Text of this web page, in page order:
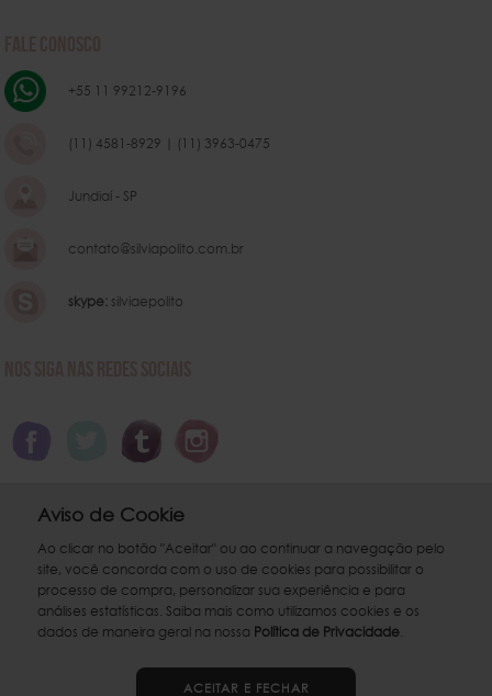
Aviso de Cookie
Ao clicar no botão "Aceitar" ou ao continuar a navegação pelo
site, você concorda com o uso de cookies para possibilitar o
processo de compra, personalizar sua experiência e para
análises estatísticas. Saiba mais como utilizamos cookies e os
dados de maneira geral na nossa Política de Privacidade.
ACEITAR E FECHAR
+55 11 99212-9196
(11) 4581-8929 | (11) 3963-0475
Jundiaí - SP
contato@silviapolito.com.br
skype: silviaepolito
Silvia Polito / 2007 - 2026. Silvia & Polito Com. e Confecção de Vestuário e Decoração Ltda. ME. CNPJ
09.134.828/0001-07 - De Seg. à Qui. das 7h:00 às 17h:00. Sexta-feira das 7:00 às 16h:00. Não trabalhamos aos sábados. -
Todos os direitos reservados.
Sistema Ursopop - Ecommerce & ERP desenvolvido com